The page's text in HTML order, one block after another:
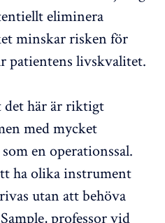
eliminera
minskar risken för
patientens livskvalitet.
det här är riktigt
med mycket
en operationssal.
ha olika instrument
utan att behöva
professor vid